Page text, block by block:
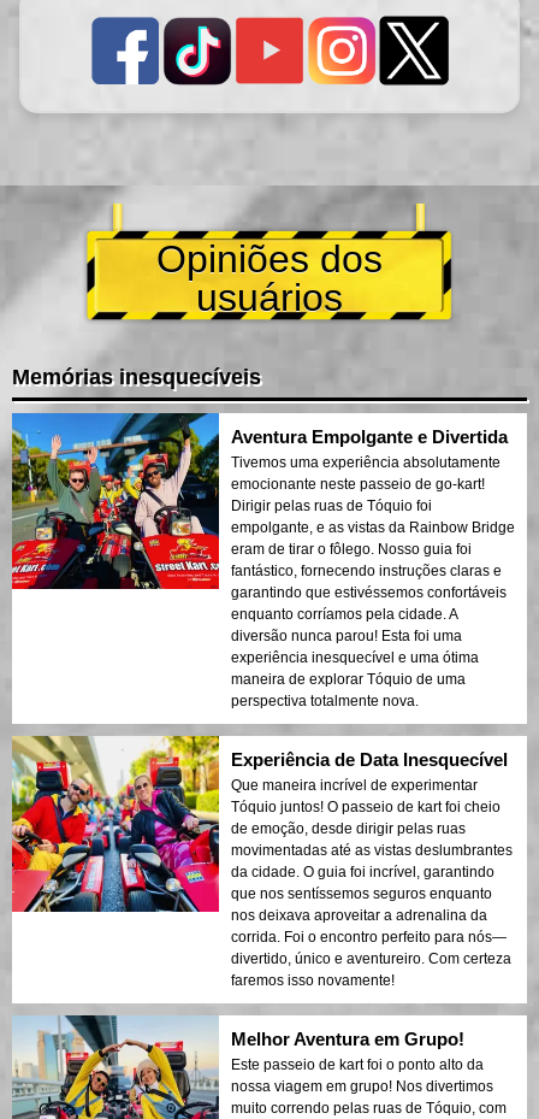
Opiniões dos
usuários
Memórias inesquecíveis
Aventura Empolgante e Divertida
Tivemos uma experiência absolutamente
emocionante neste passeio de go-kart!
Dirigir pelas ruas de Tóquio foi
empolgante, e as vistas da Rainbow Bridge
eram de tirar o fôlego. Nosso guia foi
fantástico, fornecendo instruções claras e
garantindo que estivéssemos confortáveis
enquanto corríamos pela cidade. A
diversão nunca parou! Esta foi uma
experiência inesquecível e uma ótima
maneira de explorar Tóquio de uma
perspectiva totalmente nova.
Experiência de Data Inesquecível
Que maneira incrível de experimentar
Tóquio juntos! O passeio de kart foi cheio
de emoção, desde dirigir pelas ruas
movimentadas até as vistas deslumbrantes
da cidade. O guia foi incrível, garantindo
que nos sentíssemos seguros enquanto
nos deixava aproveitar a adrenalina da
corrida. Foi o encontro perfeito para nós—
divertido, único e aventureiro. Com certeza
faremos isso novamente!
Melhor Aventura em Grupo!
Este passeio de kart foi o ponto alto da
nossa viagem em grupo! Nos divertimos
muito correndo pelas ruas de Tóquio, com